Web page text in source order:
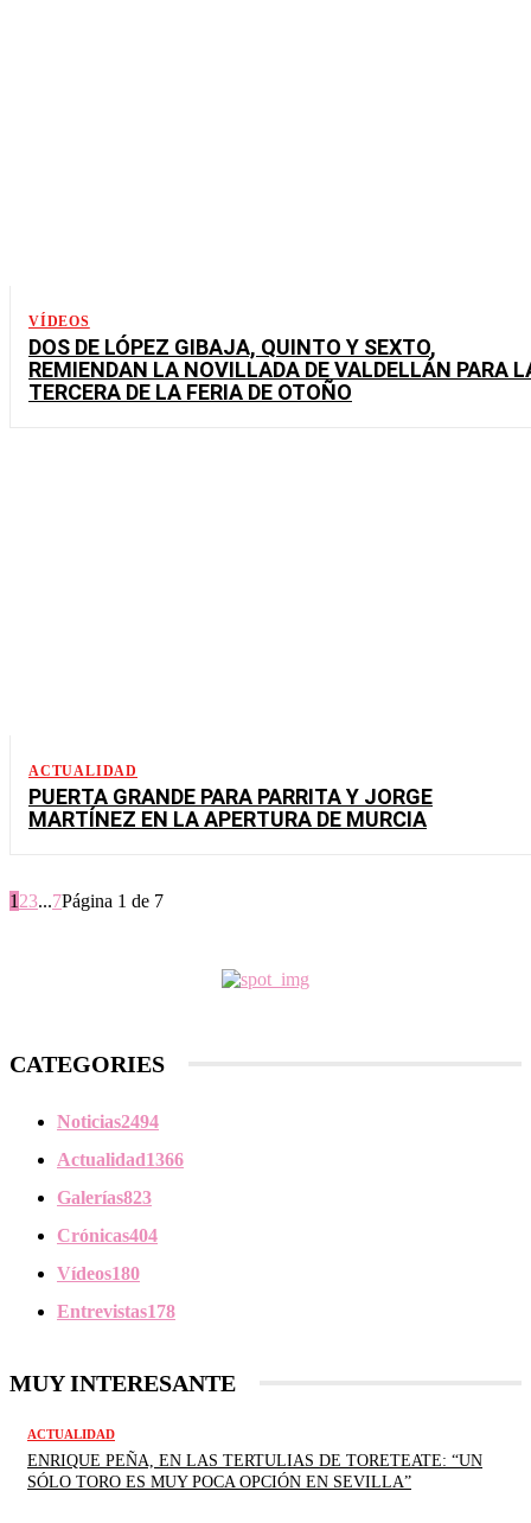
VÍDEOS
DOS DE LÓPEZ GIBAJA, QUINTO Y SEXTO,
REMIENDAN LA NOVILLADA DE VALDELLÁN PARA
TERCERA DE LA FERIA DE OTOÑO
ACTUALIDAD
PUERTA GRANDE PARA PARRITA Y JORGE
MARTÍNEZ EN LA APERTURA DE MURCIA
1 23...7Página 1 de 7
CATEGORIES
Noticias2494
Actualidad1366
Galerías823
Crónicas404
Vídeos180
Entrevistas178
MUY INTERESANTE
ACTUALIDAD
ENRIQUE PEÑA, EN LAS TERTULIAS DE TORETEATE: “UN
SÓLO TORO ES MUY POCA OPCIÓN EN SEVILLA”